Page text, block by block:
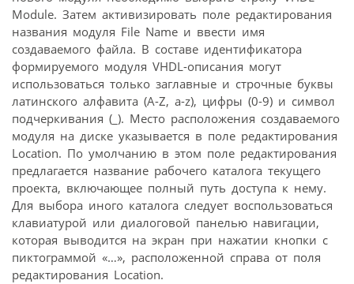
Module. Затем активизировать поле редактирования
названия модуля File Name и ввести имя
создаваемого файла. В составе идентификатора
формируемого модуля VHDL-описания могут
использоваться только заглавные и строчные буквы
латинского алфавита (A-Z, a-z), цифры (0-9) и символ
подчеркивания (_). Место расположения создаваемого
модуля на диске указывается в поле редактирования
Location. По умолчанию в этом поле редактирования
предлагается название рабочего каталога текущего
проекта, включающее полный путь доступа к нему.
Для выбора иного каталога следует воспользоваться
клавиатурой или диалоговой панелью навигации,
которая выводится на экран при нажатии кнопки с
пиктограммой «…», расположенной справа от поля
редактирования Location.